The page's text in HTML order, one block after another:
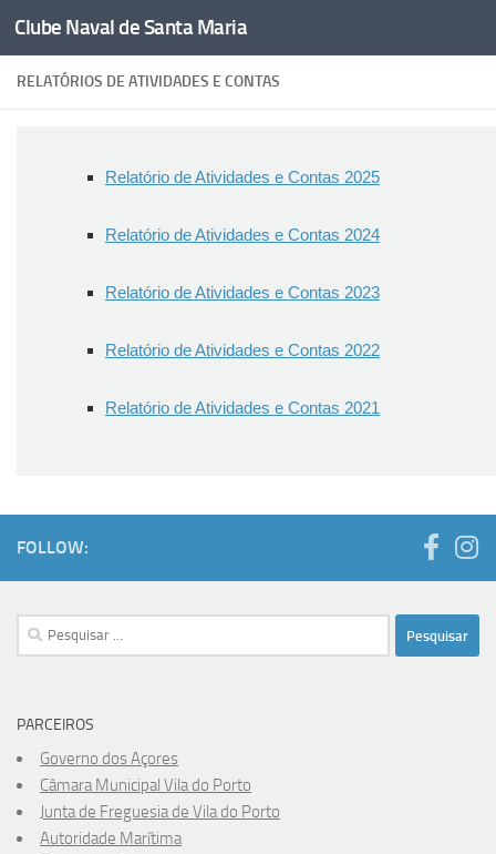
Skip to content
Clube Naval de Santa Maria
RELATÓRIOS DE ATIVIDADES E CONTAS
Relatório de Atividades e Contas 2025
Relatório de Atividades e Contas 2024
Relatório de Atividades e Contas 2023
Relatório de Atividades e Contas 2022
Relatório de Atividades e Contas 2021
FOLLOW:
Pesquisar
por:
PARCEIROS
Governo dos Açores
Câmara Municipal Vila do Porto
Junta de Freguesia de Vila do Porto
Autoridade Marítima